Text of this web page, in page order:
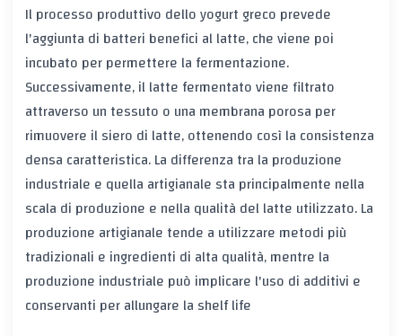
Il processo produttivo dello yogurt greco prevede
l'aggiunta di batteri benefici al latte, che viene poi
incubato per permettere la fermentazione.
Successivamente, il latte fermentato viene filtrato
attraverso un tessuto o una membrana porosa per
rimuovere il siero di latte, ottenendo così la consistenza
densa caratteristica. La differenza tra la produzione
industriale e quella artigianale sta principalmente nella
scala di produzione e nella qualità del latte utilizzato. La
produzione artigianale tende a utilizzare metodi più
tradizionali e ingredienti di alta qualità, mentre la
produzione industriale può implicare l'uso di additivi e
conservanti per allungare la shelf life